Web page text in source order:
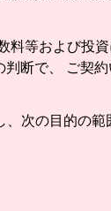
等および投
断で、 ご契
次の目的の範